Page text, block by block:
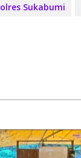
Sukabumi